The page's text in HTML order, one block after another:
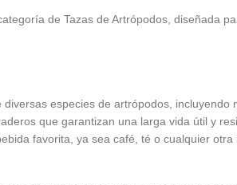
de Tazas de Artrópodos, diseñada
especies de artrópodos, incluyendo
que garantizan una larga vida útil y
favorita, ya sea café, té o cualquier otra